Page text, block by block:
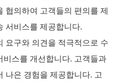
협의하여 고객들의 편의를 제
서비스를 제공합니다.
요구와 의견을 적극적으로 수
비스를 개선합니다. 고객들과
나은 경험을 제공합니다. 고